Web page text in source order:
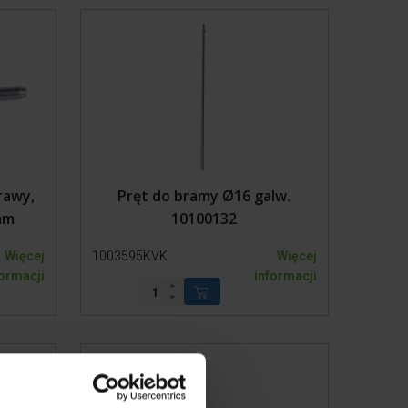
Więcej
Pręt do bramy Ø16 galw.
10100132
1003595KVK
Więcej
informacji